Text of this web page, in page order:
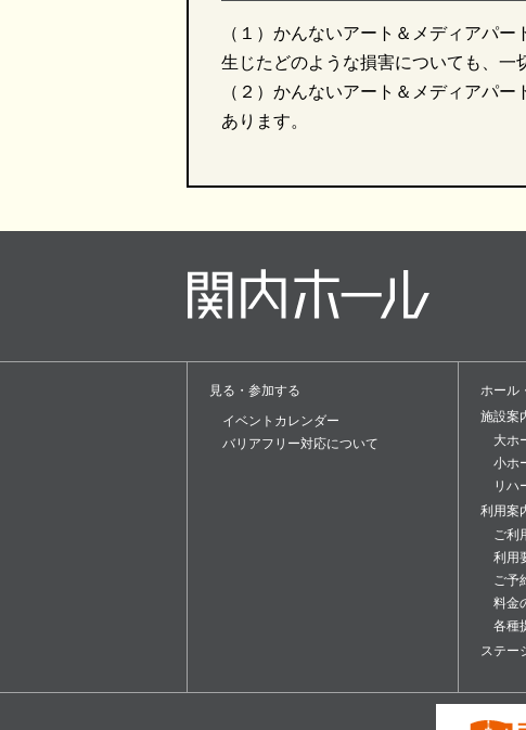
（１）かんないアート＆メディアパ
生じたどのような損害についても、一
（２）かんないアート＆メディアパ
あります。
見る・参加する
イベントカレンダー
バリアフリー対応について
ホール
施設案
大ホ
小ホ
リハ
利用案
ご利
利用
ご予
料金
各種
ステー